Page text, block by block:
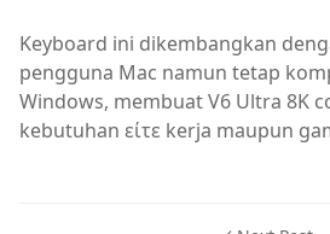
Keyboard ini dikembangkan
pengguna Mac namun tetap
Windows, membuat V6 Ultra 8K
kebutuhan είτε kerja maupun